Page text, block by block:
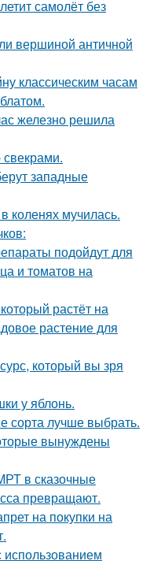
самолёт без
вершиной античной
классическим часам
железно решила
западные
коленях мучилась.
подойдут для
и томатов на
растёт на
растение для
который вы зря
у яблонь.
сорта лучше выбрать.
вынуждены
в сказочные
превращают.
на покупки на